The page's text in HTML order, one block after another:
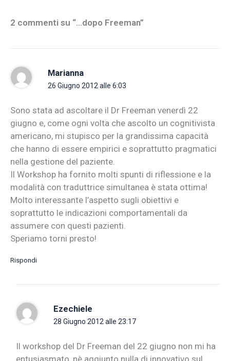
2 commenti su “…dopo Freeman”
Marianna
26 Giugno 2012 alle 6:03
Sono stata ad ascoltare il Dr Freeman venerdì 22
giugno e, come ogni volta che ascolto un cognitivista
americano, mi stupisco per la grandissima capacità
che hanno di essere empirici e soprattutto pragmatici
nella gestione del paziente.
Il Workshop ha fornito molti spunti di riflessione e la
modalità con traduttrice simultanea è stata ottima!
Molto interessante l’aspetto sugli obiettivi e
soprattutto le indicazioni comportamentali da
assumere con questi pazienti.
Speriamo torni presto!
Rispondi
Ezechiele
28 Giugno 2012 alle 23:17
Il workshop del Dr Freeman del 22 giugno non mi ha
entusiasmato, nè aggiunto nulla di innovativo sul